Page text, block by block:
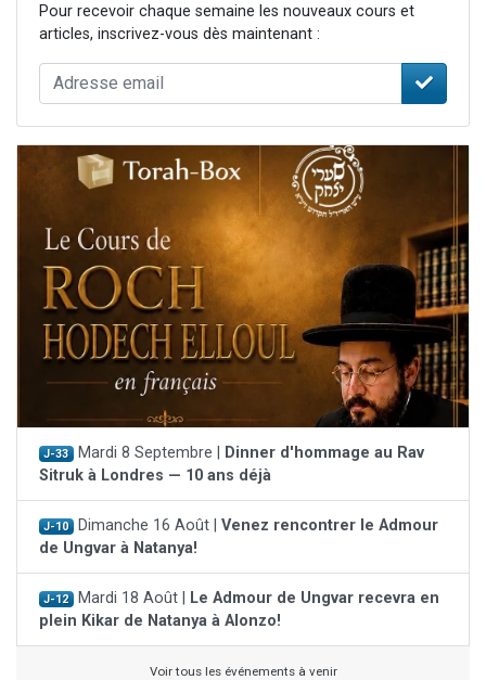
Pour recevoir chaque semaine les nouveaux cours et
articles, inscrivez-vous dès maintenant :
J-33 Mardi 8 Septembre |
Dinner d'hommage au Rav
Sitruk à Londres — 10 ans déjà
J-10 Dimanche 16 Août | Venez rencontrer le Admour
de Ungvar à Natanya!
J-12 Mardi 18 Août |
Le Admour de Ungvar recevra en
plein Kikar de Natanya à Alonzo!
Voir tous les événements à venir